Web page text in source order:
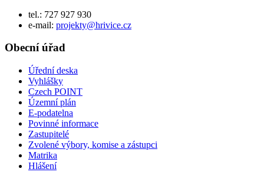
tel.: 727 927 930
e-mail: projekty@hrivice.cz
Obecní úřad
Úřední deska
Vyhlášky
Czech POINT
Územní plán
E-podatelna
Povinné informace
Zastupitelé
Zvolené výbory, komise a zástupci
Matrika
Hlášení